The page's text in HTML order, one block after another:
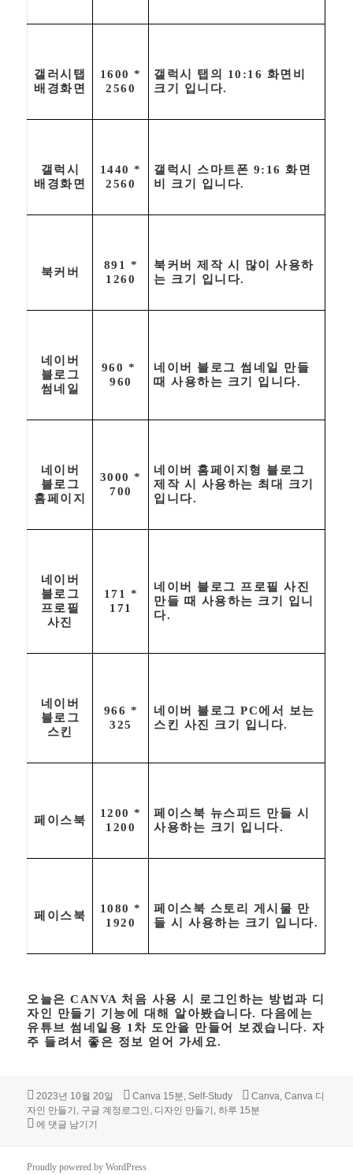
갤러시탭
배경화면
1600 *
2560
갤럭시 탭의 10:16 화면비
크기 입니다.
갤럭시
배경화면
1440 *
2560
갤럭시 스마트폰 9:16 화면
비 크기 입니다.
북커버
891 *
1260
북커버 제작 시 많이 사용하
는 크기 입니다.
네이버
블로그
썸네일
960 *
960
네이버 블로그 썸네일 만들
때 사용하는 크기 입니다.
네이버
블로그
홈페이지
3000 *
700
네이버 홈페이지형 블로그
제작 시 사용하는 최대 크기
입니다.
네이버
블로그
프로필
사진
171 *
171
네이버 블로그 프로필 사진
만들 때 사용하는 크기 입니
다.
네이버
블로그
스킨
966 *
325
네이버 블로그 PC에서 보는
스킨 사진 크기 입니다.
페이스북
1200 *
1200
페이스북 뉴스피드 만들 시
사용하는 크기 입니다.
페이스북
1080 *
1920
페이스북 스토리 게시물 만
들 시 사용하는 크기 입니다.
오늘은 CANVA 처음 사용 시 로그인하는 방법과 디
자인 만들기 기능에 대해 알아봤습니다. 다음에는
유튜브 썸네일용 1차 도안을 만들어 보겠습니다. 자
주 들려서 좋은 정보 얻어 가세요.
작
성
일
2023년 10월 20일
카
테
Canva 15분,Self-Study
태
그
Canva,Canva 디
자인 만들기 , 구글 계정로그인 , 디자인 만들기 ,하루 15분
Canva 하루 15분만 공부하기 제 1장, Canva 로그인과 디자인 만들기
에 댓글 남기기
Proudly powered by WordPress